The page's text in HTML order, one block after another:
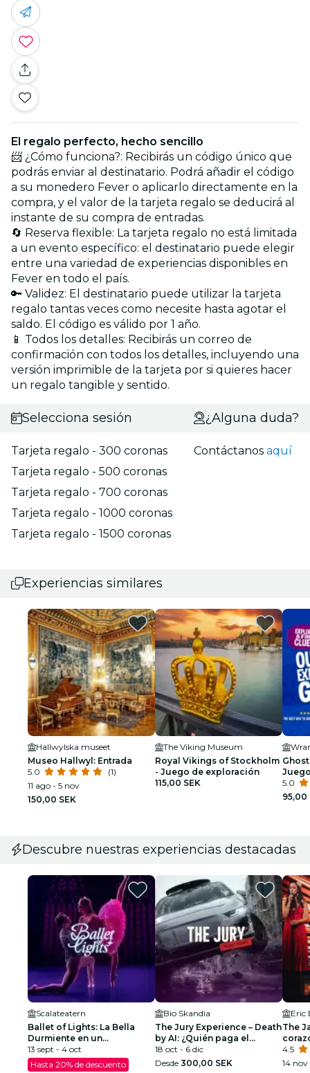
El regalo perfecto, hecho sencillo
📨 ¿Cómo funciona?: Recibirás un código único que
podrás enviar al destinatario. Podrá añadir el código
a su monedero Fever o aplicarlo directamente en la
compra, y el valor de la tarjeta regalo se deducirá al
instante de su compra de entradas.
🔄 Reserva flexible: La tarjeta regalo no está limitada
a un evento específico: el destinatario puede elegir
entre una variedad de experiencias disponibles en
Fever en todo el país.
🔑 Validez: El destinatario puede utilizar la tarjeta
regalo tantas veces como necesite hasta agotar el
saldo. El código es válido por 1 año.
📱 Todos los detalles: Recibirás un correo de
confirmación con todos los detalles, incluyendo una
versión imprimible de la tarjeta por si quieres hacer
un regalo tangible y sentido.
Selecciona sesión
Tarjeta regalo - 300 coronas
Tarjeta regalo - 500 coronas
Tarjeta regalo - 700 coronas
Tarjeta regalo - 1000 coronas
Tarjeta regalo - 1500 coronas
¿Alguna duda?
Contáctanosaquí
Experiencias similares
Hallwylska museet
Museo Hallwyl: Entrada
5.0
(1)
11 ago - 5 nov
150,00 SEK
The Viking Museum
Royal Vikings of Stockholm
- Juego de exploración
115,00 SEK
aire
5.0
95,00
Descubre nuestras experiencias destacadas
Scalateatern
Ballet of Lights: La Bella
Durmiente en un
espectáculo deslumbrante
13 sept - 4 oct
Hasta 20% de descuento
Bio Skandia
The Jury Experience – Death
by AI: ¿Quién paga el
precio?
18 oct - 6 dic
Desde 300,00 SEK
Eric
The
4.5
14 nov